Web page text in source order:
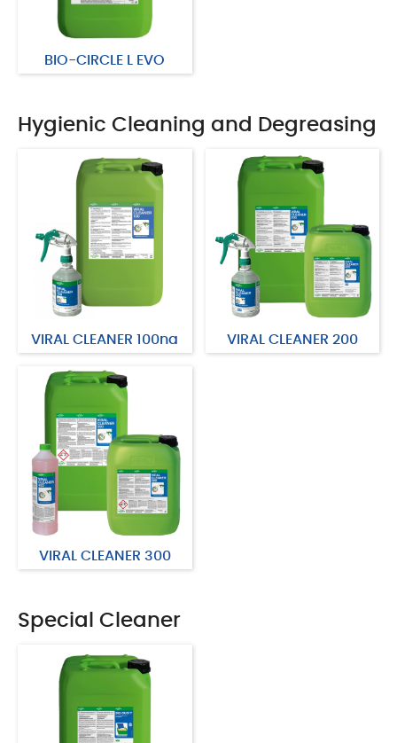
BIO-CIRCLE L EVO
Hygienic Cleaning and Degreasing
VIRAL CLEANER 100na VIRAL CLEANER 200
VIRAL CLEANER 300
Special Cleaner